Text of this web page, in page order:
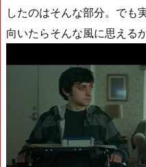
したのはそんな部分。でも
向いたらそんな風に思える